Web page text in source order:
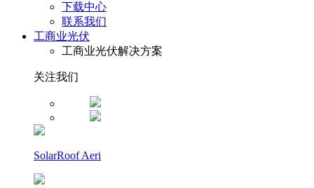
下载中心
联系我们
工商业光伏
工商业光伏解决方案
关注我们
SolarRoof Aeri